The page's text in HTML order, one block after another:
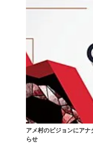
アメ村のビジョンにア
らせ